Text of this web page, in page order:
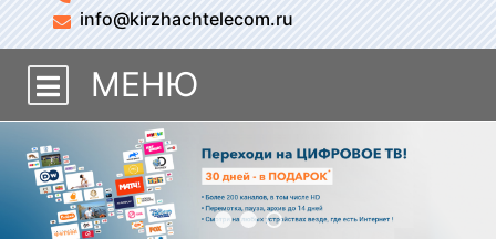
info@kirzhachtelecom.ru
МЕНЮ